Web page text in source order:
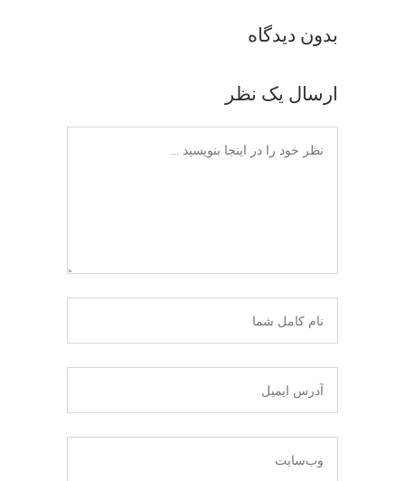
بدون دیدگاه
ارسال یک نظر